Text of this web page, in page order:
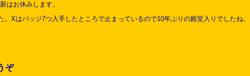
はお休みします。
。Xはバッジ7つ入手したところで止まっているので10年ぶりの殿堂入りでしたね
ぞ